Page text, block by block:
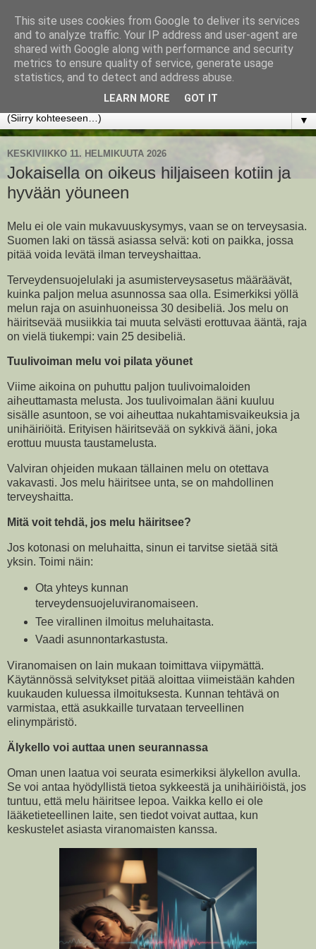
www.jyrkikokko.fi
Uusi Suunta - Jokainen hetki tarjoaa tilaisuuden muuttaa
▼
KESKIVIIKKO 11. HELMIKUUTA 2026
Jokaisella on oikeus hiljaiseen kotiin ja
hyvään yöuneen
Melu ei ole vain mukavuuskysymys, vaan se on terveysasia.
Suomen laki on tässä asiassa selvä: koti on paikka, jossa
pitää voida levätä ilman terveyshaittaa.
Terveydensuojelulaki ja asumisterveysasetus määräävät,
kuinka paljon melua asunnossa saa olla. Esimerkiksi yöllä
melun raja on asuinhuoneissa 30 desibeliä. Jos melu on
häiritsevää musiikkia tai muuta selvästi erottuvaa ääntä, raja
on vielä tiukempi: vain 25 desibeliä.
Tuulivoiman melu voi pilata yöunet
Viime aikoina on puhuttu paljon tuulivoimaloiden
aiheuttamasta melusta. Jos tuulivoimalan ääni kuuluu
sisälle asuntoon, se voi aiheuttaa nukahtamisvaikeuksia ja
unihäiriöitä. Erityisen häiritsevää on sykkivä ääni, joka
erottuu muusta taustamelusta.
Valviran ohjeiden mukaan tällainen melu on otettava
vakavasti. Jos melu häiritsee unta, se on mahdollinen
terveyshaitta.
Mitä voit tehdä, jos melu häiritsee?
Jos kotonasi on meluhaitta, sinun ei tarvitse sietää sitä
yksin. Toimi näin:
Ota yhteys kunnan
terveydensuojeluviranomaiseen.
Tee virallinen ilmoitus meluhaitasta.
Vaadi asunnontarkastusta.
Viranomaisen on lain mukaan toimittava viipymättä.
Käytännössä selvitykset pitää aloittaa viimeistään kahden
kuukauden kuluessa ilmoituksesta. Kunnan tehtävä on
varmistaa, että asukkaille turvataan terveellinen
elinympäristö.
Älykello voi auttaa unen seurannassa
Oman unen laatua voi seurata esimerkiksi älykellon avulla.
Se voi antaa hyödyllistä tietoa sykkeestä ja unihäiriöistä, jos
tuntuu, että melu häiritsee lepoa. Vaikka kello ei ole
lääketieteellinen laite, sen tiedot voivat auttaa, kun
keskustelet asiasta viranomaisten kanssa.
This site uses cookies from Google to deliver its services
and to analyze traffic. Your IP address and user-agent are
shared with Google along with performance and security
metrics to ensure quality of service, generate usage
statistics, and to detect and address abuse.
LEARN MORE GOT IT